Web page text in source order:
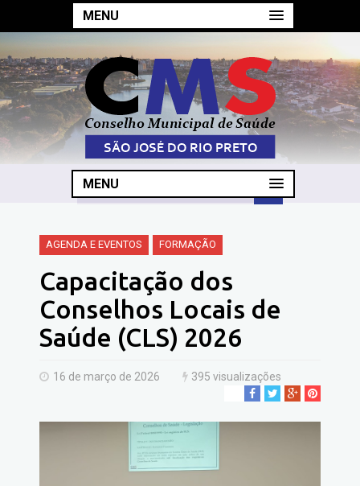
MENU
MENU
AGENDA E EVENTOS FORMAÇÃO
Capacitação dos
Conselhos Locais de
Saúde (CLS) 2026
16 de março de 2026 395 visualizações